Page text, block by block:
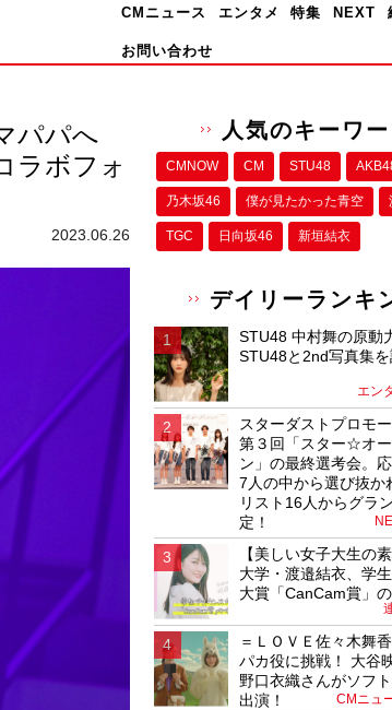
CMニュース エンタメ 特集 NEXT
お問い合わせ
パパへ
ラボフォ
2023.06.26
人気のキーワー
CMNOW CM STU48
乃木坂46 僕が⾒たかった⻘空
TGC 日向坂46 新垣結衣
デイリーランキ
STU48 中村舞の原動
STU48と2nd写真集を
エン
スターダストプロモ
第３回「スター☆オー
ン」の最終選考会。
7人の中から選び抜か
リスト16人からグラ
定！
【美しい女子大生の
大学・渡邉結衣、学
大賞「CanCam賞」
＝ＬＯＶＥ佐々木舞
パカ役に挑戦！ 大谷
野口衣織さんがソフ
出演！
CMニュ